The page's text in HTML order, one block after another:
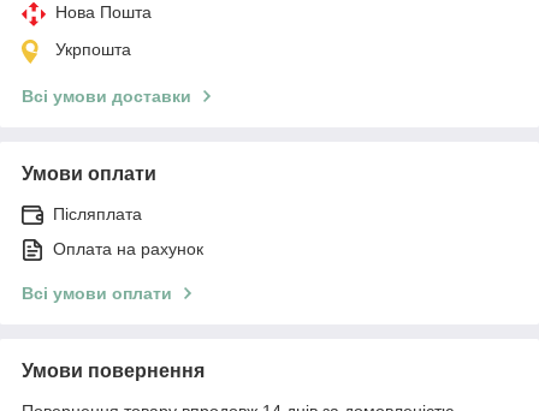
Нова Пошта
Укрпошта
Всі умови доставки
Умови оплати
Післяплата
Оплата на рахунок
Всі умови оплати
Умови повернення